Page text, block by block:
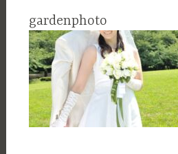
gardenphoto